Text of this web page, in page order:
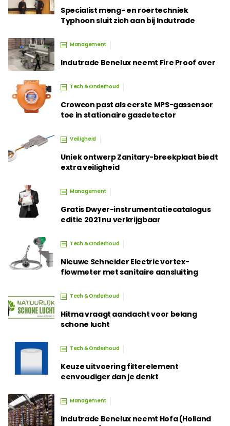
Specialist meng- en roertechniek
Typhoon sluit zich aan bij Indutrade
Management
Indutrade Benelux neemt Fire Proof over
Tech & Onderhoud
Crowcon past als eerste MPS-gassensor
toe in stationaire gasdetector
Veiligheid
Uniek ontwerp Zanitary-breekplaat biedt
extra veiligheid
Management
Gratis Dwyer-instrumentatiecatalogus
editie 2021 nu verkrijgbaar
Tech & Onderhoud
Nieuwe Schneider Electric vortex-
flowmeter met sanitaire aansluiting
Tech & Onderhoud
Hitma vraagt aandacht voor belang
schone lucht
Tech & Onderhoud
Keuze uitvoering filterelement
eenvoudiger dan je denkt
Management
Indutrade Benelux neemt Hofa (Holland